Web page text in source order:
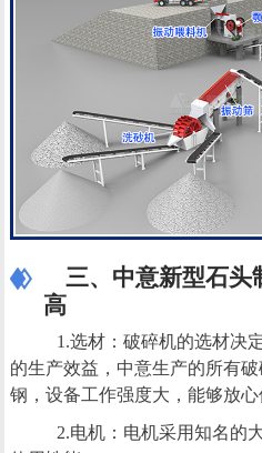
三、中意新型石头
高
1.选材：破碎机的选材决
的生产效益，中意生产的所有
钢，设备工作强度大，能够放心
2.电机：电机采用知名的